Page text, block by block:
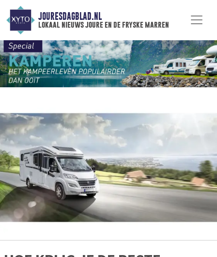
JOURESDAGBLAD.NL
lokaal nieuws joure en de fryske marren